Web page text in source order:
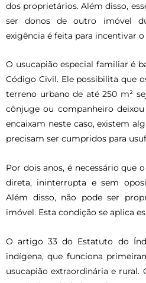
dos proprietários. Além disso,
ser donos de outro imóvel
exigência é feita para incentivar
O usucapião especial familiar é
Código Civil. Ele possibilita que
terreno urbano de até 250 m²
cônjuge ou companheiro
encaixam neste caso, existem
precisam ser cumpridos para
Por dois anos, é necessário que
direta, ininterrupta e sem
Além disso, não pode ser
imóvel. Esta condição se aplica
O artigo 33 do Estatuto do
indígena, que funciona
usucapião extraordinária e rural.